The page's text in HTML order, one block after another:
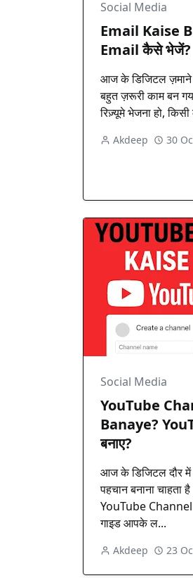
Social Media
Email Kaise
Email कैसे भेजें?
आज के डिजिटल
बहुत ज़रूरी काम बन
रिज़्यूमे भेजना हो,
Akdeep 30
Social Media
YouTube
Banaye?
बनाए?
आज के डिजिटल दौर में
पहचान बनाना
YouTube
गाइड आपके ल...
Akdeep 23